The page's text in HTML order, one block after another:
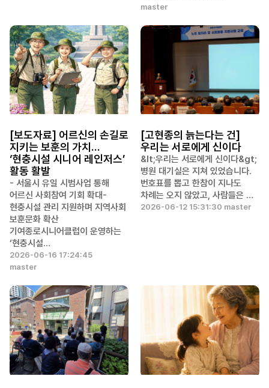
master
[보도자료] 어르신의 손길로
지키는 보훈의 가치…
‘현충시설 시니어 레인저스’
활동 활발
- 서울시 유일 시범사업 통해
어르신 사회참여 기회 확대-
현충시설 관리 지원하며 지역사회
보훈문화 확산
기여종로시니어클럽이 운영하는
‘현충시설…
2026-06-16 17:24:45
master
[고현종의 늙는다는 건]
우리는 서로에게 신이다
&lt;우리는 서로에게 신이다&gt;
병원 대기실은 지쳐 있었습니다.
번호표를 뽑고 한참이 지나도
차례는 오지 않았고, 사람들은 …
2026-06-12 15:31:30 master